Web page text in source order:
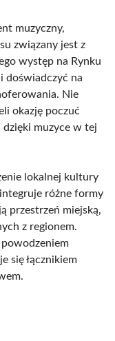
muzyczny,
związany jest z
występ na Rynku
doświadczyć na
Nie
okazję poczuć
dzięki muzyce w tej
lokalnej kultury
różne formy
przestrzeń miejską,
z regionem.
się łącznikiem